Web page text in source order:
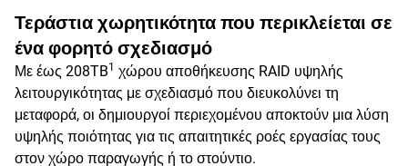
Τεράστια χωρητικότητα που περικλείεται σε
ένα φορητό σχεδιασμό
Με έως 208TB1 χώρου αποθήκευσης RAID υψηλής
λειτουργικότητας με σχεδιασμό που διευκολύνει τη
μεταφορά, οι δημιουργοί περιεχομένου αποκτούν μια λύση
υψηλής ποιότητας για τις απαιτητικές ροές εργασίας τους
στον χώρο παραγωγής ή το στούντιο.